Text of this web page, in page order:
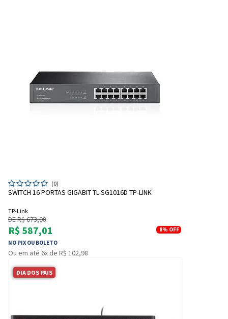
(0)
SWITCH 16 PORTAS GIGABIT TL-SG1016D TP-LINK
TP-Link
DE R$ 673,08
R$ 587,01
NO PIX OU BOLETO
8% OFF
Ou em até 6x de R$ 102,98
DIA DOS PAIS